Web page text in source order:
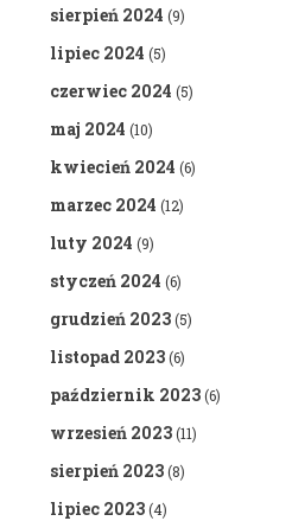
sierpień 2024 (9)
lipiec 2024 (5)
czerwiec 2024 (5)
maj 2024 (10)
kwiecień 2024 (6)
marzec 2024 (12)
luty 2024 (9)
styczeń 2024 (6)
grudzień 2023(5)
listopad 2023(6)
październik 2023(6)
wrzesień 2023(11)
sierpień 2023(8)
lipiec 2023(4)